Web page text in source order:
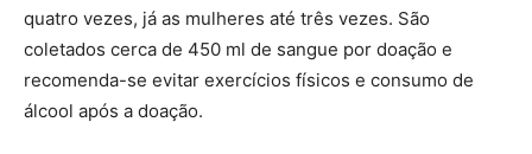
quatro vezes, já as mulheres até três vezes. São
coletados cerca de 450 ml de sangue por doação e
recomenda-se evitar exercícios físicos e consumo de
álcool após a doação.